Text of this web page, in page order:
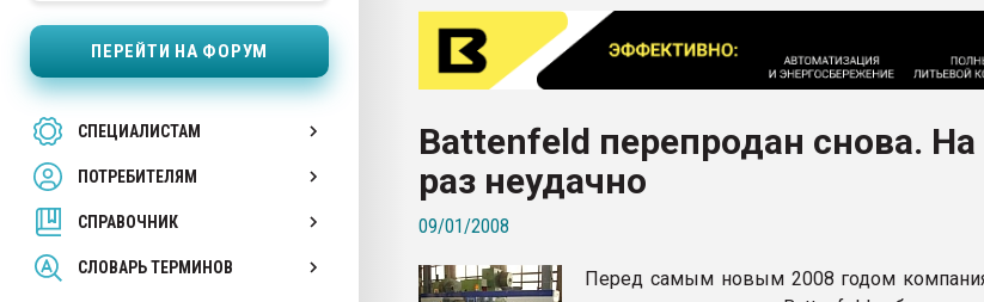
ПЕРЕЙТИ НА ФОРУМ
СПЕЦИАЛИСТАМ
ПОТРЕБИТЕЛЯМ
СПРАВОЧНИК
СЛОВАРЬ ТЕРМИНОВ
Всё, что касается выдува ПЭТ
Материал поверхности пуансона для
Продам отходы Композиция
поликарбоната и АБС-пластика
Armaloy PC/ABS-1IM черный цвет
Battenfeld перепродан снова. На
раз неудачно
09/01/2008
Перед самым новым 2008 годом